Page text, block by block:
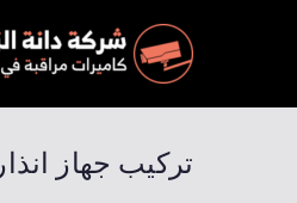
تركيب جهاز انذار